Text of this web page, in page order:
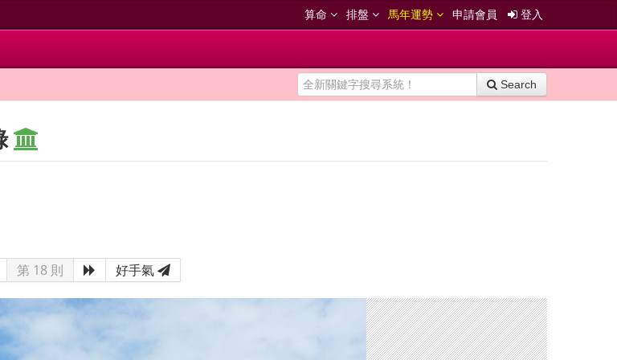
算命 排盤 馬年運勢 申請會員 登入
Search
第 18 則 好手氣